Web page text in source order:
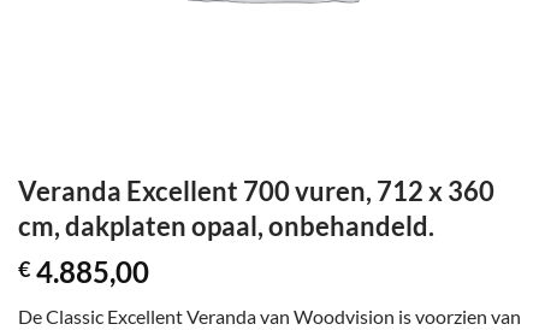
Veranda Excellent 700 vuren, 712 x 360
cm, dakplaten opaal, onbehandeld.
€ 4.885,00
De Classic Excellent Veranda van Woodvision is voorzien van